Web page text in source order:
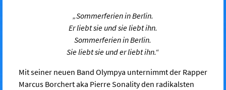
„Sommerferien in Berlin.
Er liebt sie und sie liebt ihn.
Sommerferien in Berlin.
Sie liebt sie und er liebt ihn.“
Mit seiner neuen Band Olympya unternimmt der Rapper
Marcus Borchert aka Pierre Sonality den radikalsten